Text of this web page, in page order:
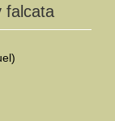
falcata